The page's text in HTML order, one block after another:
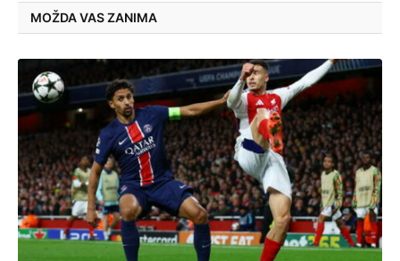
MOŽDA VAS ZANIMA